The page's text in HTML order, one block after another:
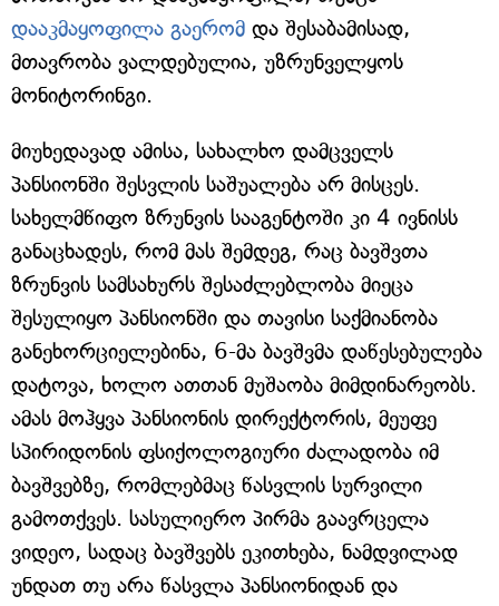
დააკმაყოფილა გაერომ და შესაბამისად,
მთავრობა ვალდებულია, უზრუნველყოს
მონიტორინგი.
მიუხედავად ამისა, სახალხო დამცველს
პანსიონში შესვლის საშუალება არ მისცეს.
სახელმწიფო ზრუნვის სააგენტოში კი 4 ივნისს
განაცხადეს, რომ მას შემდეგ, რაც ბავშვთა
ზრუნვის სამსახურს შესაძლებლობა მიეცა
შესულიყო პანსიონში და თავისი საქმიანობა
განეხორციელებინა, 6-მა ბავშვმა დაწესებულება
დატოვა, ხოლო ათთან მუშაობა მიმდინარეობს.
ამას მოჰყვა პანსიონის დირექტორის, მეუფე
სპირიდონის ფსიქოლოგიური ძალადობა იმ
ბავშვებზე, რომლებმაც წასვლის სურვილი
გამოთქვეს. სასულიერო პირმა გაავრცელა
ვიდეო, სადაც ბავშვებს ეკითხება, ნამდვილად
უნდათ თუ არა წასვლა პანსიონიდან და